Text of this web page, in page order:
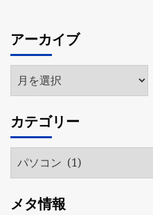
アーカイブ
ア
ー
イ
ブ
カテゴリー
テ
リ
メタ情報